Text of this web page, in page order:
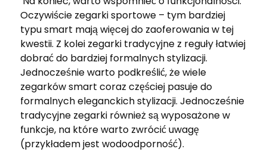
Oczywiście zegarki sportowe – tym bardziej
typu smart mają więcej do zaoferowania w tej
kwestii. Z kolei zegarki tradycyjne z reguły łatwiej
dobrać do bardziej formalnych stylizacji.
Jednocześnie warto podkreślić, że wiele
zegarków smart coraz częściej pasuje do
formalnych eleganckich stylizacji. Jednocześnie
tradycyjne zegarki również są wyposażone w
funkcje, na które warto zwrócić uwagę
(przykładem jest wodoodporność).